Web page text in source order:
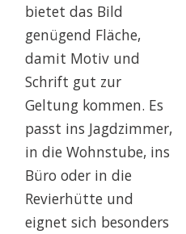
bietet das Bild
genügend Fläche,
damit Motiv und
Schrift gut zur
Geltung kommen. Es
passt ins Jagdzimmer,
in die Wohnstube, ins
Büro oder in die
Revierhütte und
eignet sich besonders